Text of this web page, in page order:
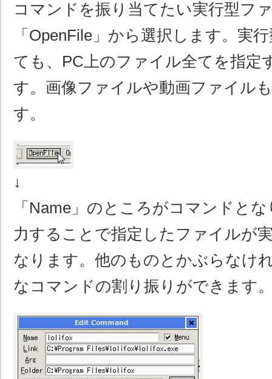
コマンドを振り当てたい実行型フ
「OpenFile」から選択します。実
ても、PC上のファイル全てを指定
す。画像ファイルや動画ファイル
す。
↓
「Name」のところがコマンドと
力することで指定したファイルが
なります。他のものとかぶらなけ
なコマンドの割り振りができます